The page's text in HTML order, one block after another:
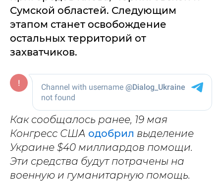
Сумской областей. Следующим
этапом станет освобождение
остальных территорий от
захватчиков.
Как сообщалось ранее, 19 мая
Конгресс США одобрил выделение
Украине $40 миллиардов помощи.
Эти средства будут потрачены на
военную и гуманитарную помощь.